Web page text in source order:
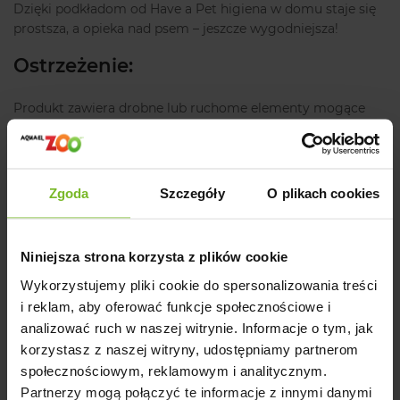
Zgoda Szczegóły O plikach cookies
Niniejsza strona korzysta z plików cookie
Wykorzystujemy pliki cookie do spersonalizowania treści
i reklam, aby oferować funkcje społecznościowe i
analizować ruch w naszej witrynie. Informacje o tym, jak
korzystasz z naszej witryny, udostępniamy partnerom
społecznościowym, reklamowym i analitycznym.
Partnerzy mogą połączyć te informacje z innymi danymi
Dzięki podkładom od Have a Pet higiena w domu staje się
prostsza, a opieka nad psem – jeszcze wygodniejsza!
Ostrzeżenie:
Produkt zawiera drobne lub ruchome elementy mogące
Opinie
Powiązane artykuły na blogu
Opinie o produkcie: HAVE A PET PODKŁADY